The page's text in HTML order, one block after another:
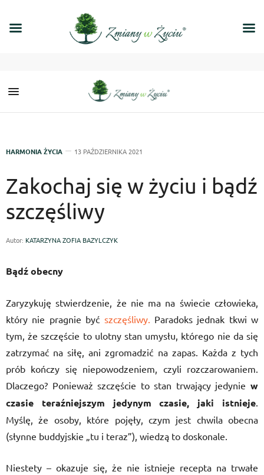
HARMONIA ŻYCIA 13 PAŹDZIERNIKA 2021
Zakochaj się w życiu i bądź
szczęśliwy
Autor: KATARZYNA ZOFIA BAZYLCZYK
Bądź obecny
Zaryzykuję stwierdzenie, że nie ma na świecie człowieka,
który nie pragnie być szczęśliwy. Paradoks jednak tkwi w
tym, że szczęście to ulotny stan umysłu, którego nie da się
zatrzymać na siłę, ani zgromadzić na zapas. Każda z tych
prób kończy się niepowodzeniem, czyli rozczarowaniem.
Dlaczego? Ponieważ szczęście to stan trwający jedynie w
czasie teraźniejszym jedynym czasie, jaki istnieje.
Myślę, że osoby, które pojęły, czym jest chwila obecna
(słynne buddyjskie „tu i teraz”), wiedzą to doskonale.
Niestety – okazuje się, że nie istnieje recepta na trwałe